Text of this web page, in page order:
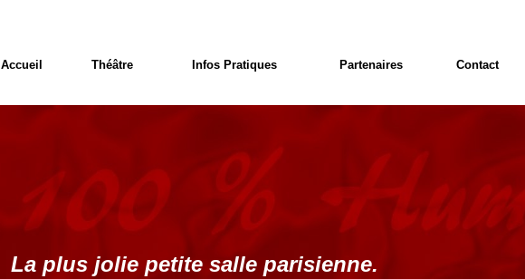
La plus jolie petite salle parisienne.
Accueil Théâtre Infos Pratiques Partenaires Contact